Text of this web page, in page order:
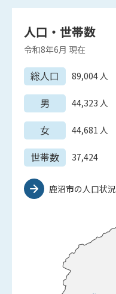
人口・世帯数
令和8年6月 現在
総人口 89,004人
男 44,323 人
女 44,681 人
世帯数 37,424
鹿沼市の人口状況